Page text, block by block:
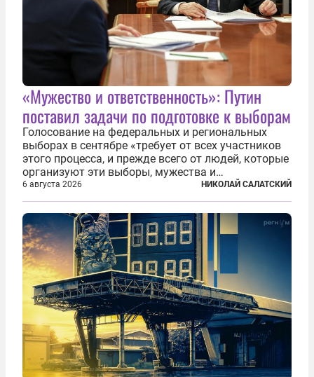
«Мужество и ответственность»: Путин
поставил задачи по подготовке к выборам
Голосование на федеральных и региональных
выборах в сентябре «требует от всех участников
этого процесса, и прежде всего от людей, которые
организуют эти выборы, мужества и
ответственного отношения к формированию
власти», — подчеркнул президент Владимир Путин
на состоявшейся 5 августа в Кремле...
6 августа 2026 НИКОЛАЙ САЛАТСКИЙ